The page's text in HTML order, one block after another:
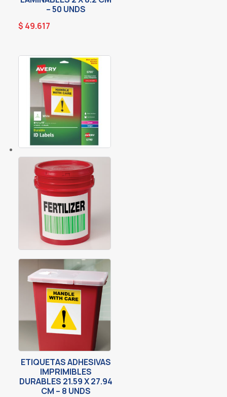
– 50 UNDS
$ 49.617
ETIQUETAS ADHESIVAS
IMPRIMIBLES
DURABLES 21.59 X 27.94
CM – 8 UNDS